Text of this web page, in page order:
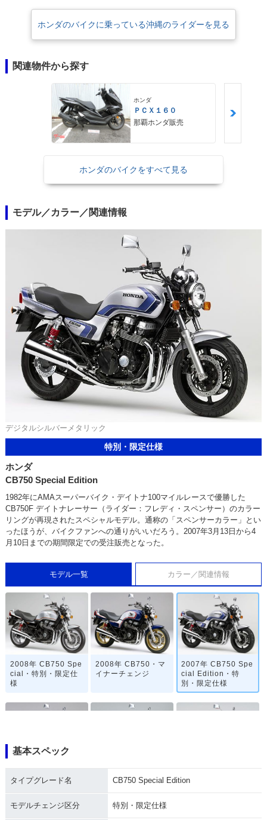
ホンダのバイクに乗っている沖縄のライダーを見る
関連物件から探す
ホンダ
ＰＣＸ１６０
那覇ホンダ販売
ホンダのバイクをすべて見る
モデル／カラー／関連情報
デジタルシルバーメタリック
特別・限定仕様
ホンダ
CB750 Special Edition
1982年にAMAスーパーバイク・デイトナ100マイルレースで優勝した
CB750F デイトナレーサー（ライダー：フレディ・スペンサー）のカラー
リングが再現されたスペシャルモデル。通称の「スペンサーカラー」とい
ったほうが、バイクファンへの通りがいいだろう。2007年3月13日から4
月10日までの期間限定での受注販売となった。
モデル一覧 カラー／関連情報
2008年 CB750 Spe
cial・特別・限定仕
様
2008年 CB750・マ
イナーチェンジ
2007年 CB750 Spe
cial Edition・特
別・限定仕様
ラーチェンジ
ラーチェンジ
イナーチェンジ
基本スペック
タイプグレード名 CB750 Special Edition
モデルチェンジ区分 特別・限定仕様